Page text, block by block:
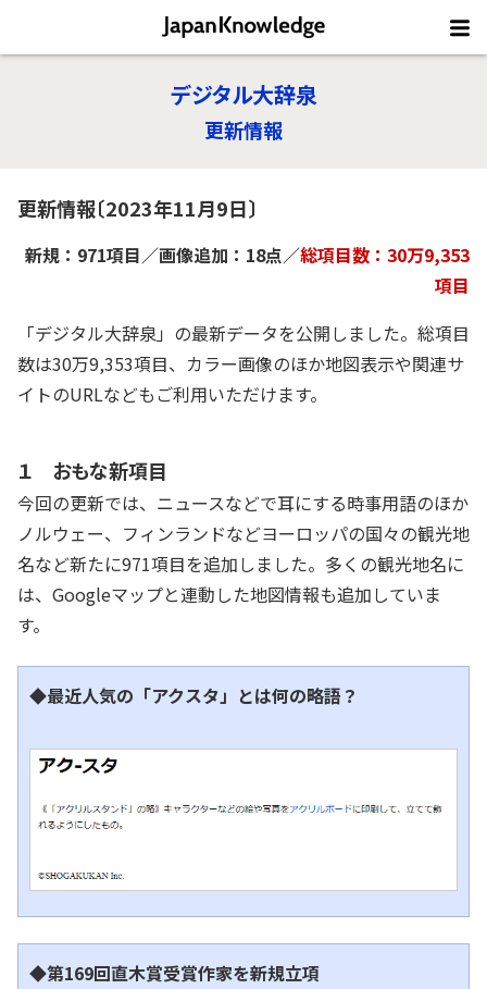
デジタル大辞泉
更新情報
更新情報〔2023年11月9日〕
新規：971項目／画像追加：18点／総項目数：30万9,353
項目
「デジタル大辞泉」の最新データを公開しました。総項目
数は30万9,353項目、カラー画像のほか地図表示や関連サ
イトのURLなどもご利用いただけます。
１ おもな新項目
今回の更新では、ニュースなどで耳にする時事用語のほか
ノルウェー、フィンランドなどヨーロッパの国々の観光地
名など新たに971項目を追加しました。多くの観光地名に
は、Googleマップと連動した地図情報も追加していま
す。
◆最近人気の「アクスタ」とは何の略語？
◆第169回直木賞受賞作家を新規立項